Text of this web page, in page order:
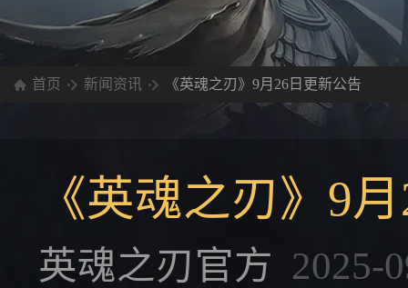
首页 新闻资讯 《英魂之刃》9月26日更新公告
《英魂之刃》9
英魂之刃官方 2025-